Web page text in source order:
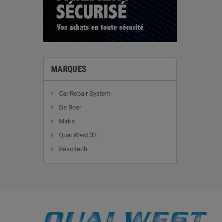
MARQUES
Car Repair System
De Beer
Mirka
Quai West 33
Résoltech